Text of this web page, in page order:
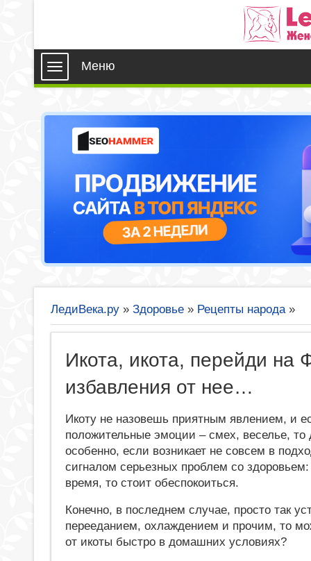
Меню
ЛедиВека.ру » Здоровье » Рецепты народа»
Икота, икота, перейди на
избавления от нее…
Икоту не назовешь приятным явлением, и
положительные эмоции – смех, веселье, то
особенно, если возникает не совсем в
сигналом серьезных проблем со
время, то стоит обеспокоиться.
Конечно, в последнем случае, просто так
перееданием, охлаждением и прочим, то
от икоты быстро в домашних условиях?